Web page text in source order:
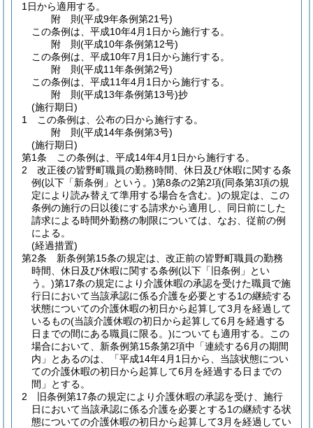
1日から適用する。
附 則(平成9年条例第21号)
この条例は、平成10年4月1日から施行する。
附 則(平成10年条例第12号)
この条例は、平成10年7月1日から施行する。
附 則(平成11年条例第2号)
この条例は、平成11年4月1日から施行する。
附 則(平成13年条例第13号)抄
(施行期日)
1
この条例は、公布の日から施行する。
附 則(平成14年条例第3号)
(施行期日)
第1条
この条例は、平成14年4月1日から施行する。
2
改正後の皆野町職員の勤務時間、休日及び休暇に関する条
例(以下「新条例」という。)第8条の2第2項(同条第3項の規
定により読み替えて準用する場合を含む。)の規定は、この
条例の施行の日以後にする請求から適用し、同日前にした
請求による時間外勤務の制限については、なお、従前の例
による。
(経過措置)
第2条
新条例第15条の規定は、改正前の皆野町職員の勤務
時間、休日及び休暇に関する条例(以下「旧条例」とい
う。)第17条の規定により介護休暇の承認を受けた職員で施
行日において当該承認に係る介護を必要とする1の継続する
状態についての介護休暇の初日から起算して3月を経過して
いるもの(当該介護休暇の初日から起算して6月を経過する
日までの間にある職員に限る。)についても適用する。
この
場合において、新条例第15条第2項中「連続する6月の期間
内」とあるのは、「平成14年4月1日から、当該状態につい
ての介護休暇の初日から起算して6月を経過する日までの
間」とする。
2
旧条例第17条の規定により介護休暇の承認を受け、施行
日において当該承認に係る介護を必要とする1の継続する状
態についての介護休暇の初日から起算して3月を経過してい